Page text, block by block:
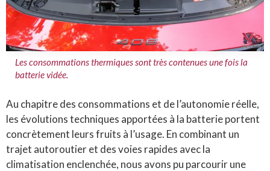
Les consommations thermiques sont très contenues une fois la
batterie vidée.
Au chapitre des consommations et de l’autonomie réelle,
les évolutions techniques apportées à la batterie portent
concrètement leurs fruits à l’usage. En combinant un
trajet autoroutier et des voies rapides avec la
climatisation enclenchée, nous avons pu parcourir une